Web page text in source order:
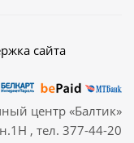
сайта
центр «Балтик»
, тел. 377-44-20